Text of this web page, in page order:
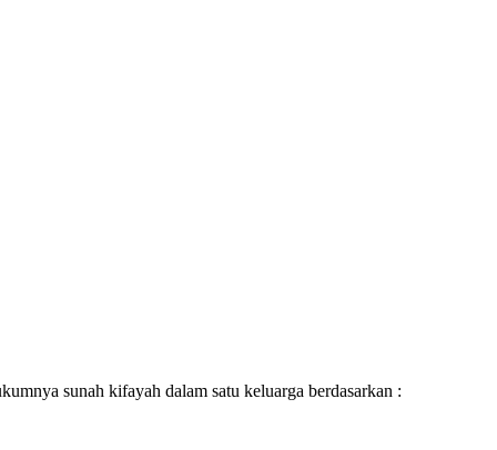
sunah kifayah dalam satu keluarga berdasarkan :